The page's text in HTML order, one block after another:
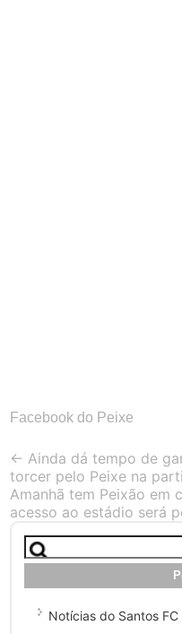
Facebook do Peixe
Post
navigation
← Ainda dá tempo de
torcer pelo Peixe na
Amanhã tem Peixão em
acesso ao estádio será
Pesquisar
por:
Notícias do Santos FC